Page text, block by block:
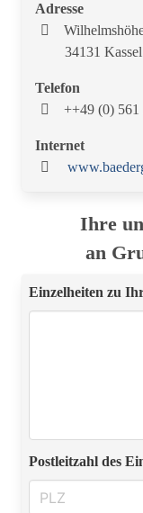
Adresse
34131 Kassel
Telefon
++49 (0) 561
Internet
Ihre
an
Einzelheiten zu
Postleitzahl des